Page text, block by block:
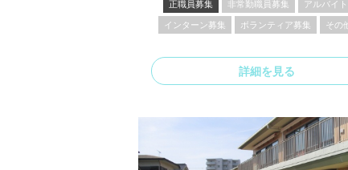
正職員募集 非常勤職員募集 アルバイ
インターン募集 ボランティア募集 その
詳細を見る